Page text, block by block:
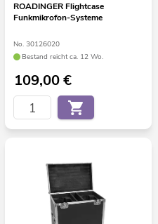
ROADINGER Flightcase
Funkmikrofon-Systeme
No. 30126020
Bestand reicht ca. 12 Wo.
109,00€